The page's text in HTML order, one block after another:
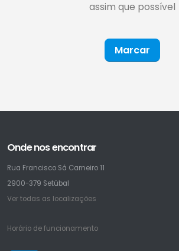
assim que possível
Marcar
Onde nos encontrar
Rua Francisco Sá Carneiro 11
2900-379 Setúbal
Ver todas as localizações
Horário de funcionamento